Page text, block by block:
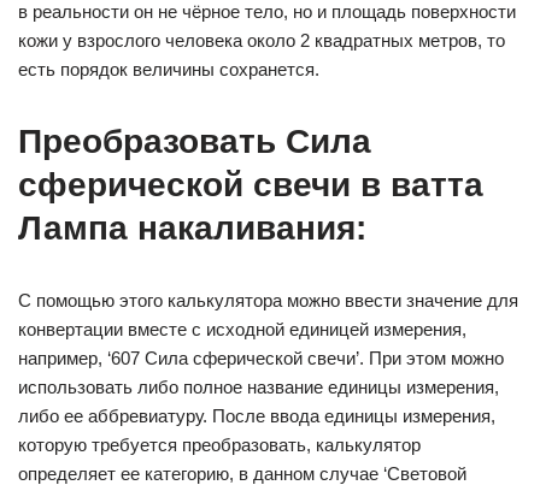
в реальности он не чёрное тело, но и площадь поверхности
кожи у взрослого человека около 2 квадратных метров, то
есть порядок величины сохранется.
Преобразовать Сила
сферической свечи в ватта
Лампа накаливания:
С помощью этого калькулятора можно ввести значение для
конвертации вместе с исходной единицей измерения,
например, ‘607 Сила сферической свечи’. При этом можно
использовать либо полное название единицы измерения,
либо ее аббревиатуру. После ввода единицы измерения,
которую требуется преобразовать, калькулятор
определяет ее категорию, в данном случае ‘Световой